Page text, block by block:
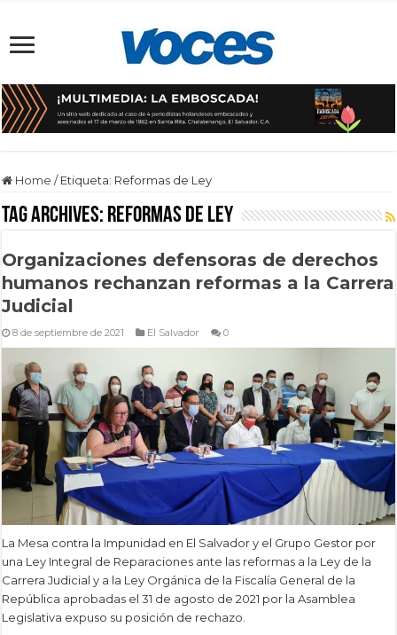
Home / Etiqueta: Reformas de Ley
Tag Archives: Reformas de Ley
Organizaciones defensoras de derechos
humanos rechanzan reformas a la Carrera
Judicial
8 de septiembre de 2021 El Salvador 0
La Mesa contra la Impunidad en El Salvador y el Grupo Gestor por
una Ley Integral de Reparaciones ante las reformas a la Ley de la
Carrera Judicial y a la Ley Orgánica de la Fiscalía General de la
República aprobadas el 31 de agosto de 2021 por la Asamblea
Legislativa expuso su posición de rechazo.